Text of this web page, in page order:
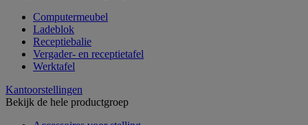
Computermeubel
Ladeblok
Receptiebalie
Vergader- en receptietafel
Werktafel
Kantoorstellingen
Bekijk de hele productgroep